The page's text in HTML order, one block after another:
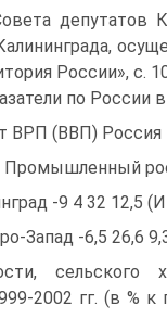
депутатов
России», с.
по России
ВРП (ВВП) Россия
Промышленный
-9 4 32 12,5
Запад -6,5 26,6
2002 гг. (в %